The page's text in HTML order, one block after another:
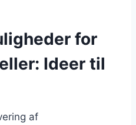
for
Ideer til
af